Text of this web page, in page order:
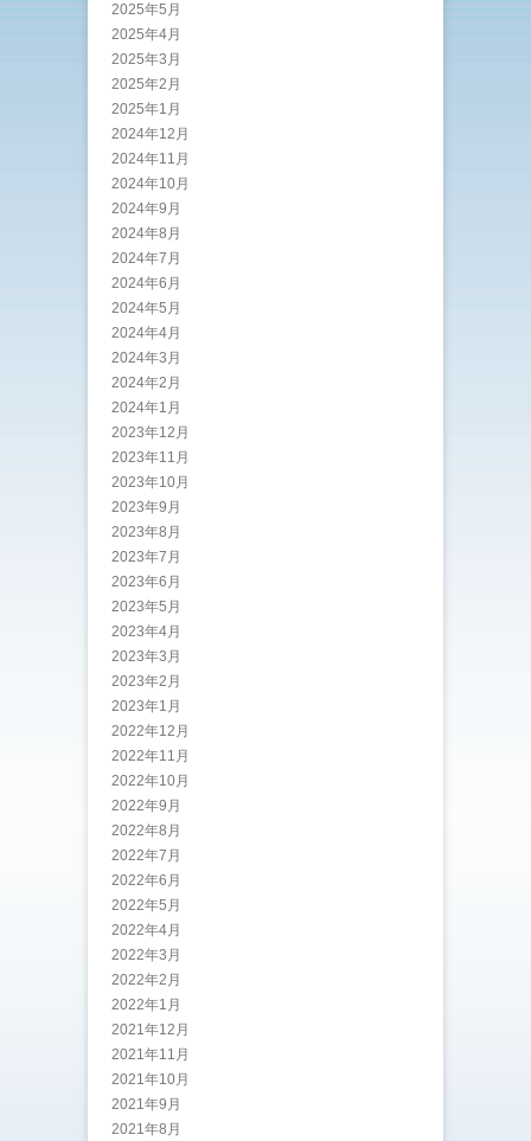
2025年5月
2025年4月
2025年3月
2025年2月
2025年1月
2024年12月
2024年11月
2024年10月
2024年9月
2024年8月
2024年7月
2024年6月
2024年5月
2024年4月
2024年3月
2024年2月
2024年1月
2023年12月
2023年11月
2023年10月
2023年9月
2023年8月
2023年7月
2023年6月
2023年5月
2023年4月
2023年3月
2023年2月
2023年1月
2022年12月
2022年11月
2022年10月
2022年9月
2022年8月
2022年7月
2022年6月
2022年5月
2022年4月
2022年3月
2022年2月
2022年1月
2021年12月
2021年11月
2021年10月
2021年9月
2021年8月